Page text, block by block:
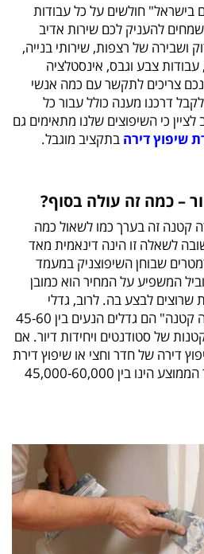
בישראל" חולשים על כל עבודות
להעניק לכם שירות אדיב
ושבירה של רצפות, שירותי בנייה,
עבודות צבע וגבס, אינסטלציה
צריכים לתקשר עם כמה אנשי
דרכנו מענה כולל עבור כל
כי השיפוצים שלנו מתאימים גם
שיפוץ דירה בתקציב מוגבל.
– כמה זה עולה בסוף?
קטנה זה בערך כמו לשאול כמה
לשאלה זו הינה דינאמית מאד
שבוחן השיפוצניק במעמד
המשפיע על המחיר הוא כמובן
שרוצים לבצע בה. לרוב, גדלי
הדירות הנכנסים תחת "דירה קטנה" הם גדלים הנעים בין 45-60
של סטודנטים ויחידות דיור. אם
דירה של חדר וחצי או שיפוץ דירת
סטודנט בגודל דומה, המחיר הממוצע הינו בין 45,000-60,000